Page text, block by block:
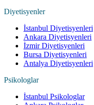
Diyetisyenler
İstanbul Diyetisyenleri
Ankara Diyetisyenleri
İzmir Diyetisyenleri
Bursa Diyetisyenleri
Antalya Diyetisyenleri
Psikologlar
İstanbul Psikologlar